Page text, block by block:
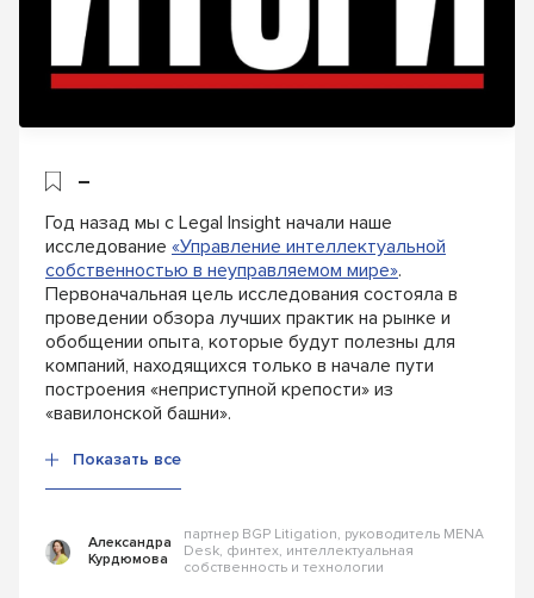
–
Год назад мы с Legal Insight начали наше
исследование «Управление интеллектуальной
собственностью в неуправляемом мире».
Первоначальная цель исследования состояла в
проведении обзора лучших практик на рынке и
обобщении опыта, которые будут полезны для
компаний, находящиxся только в начале пути
построения «неприступной крепости» из
«вавилонской башни».
Показать все
Александра
Курдюмова
партнер BGP Litigation, руководитель MENA
Desk, финтех, интеллектуальная
собственность и технологии